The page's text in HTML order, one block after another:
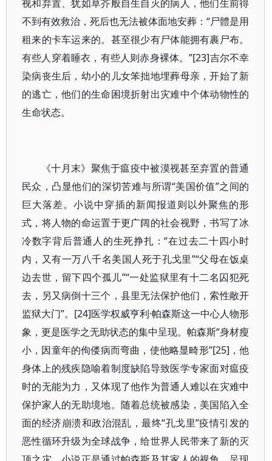
视和弃置、犹如草芥般自生自灭的病人，他们生前得
不到有效救治，死后也无法被体面地安葬：“尸體是用
租来的卡车运来的。甚至很少有尸体能拥有裹尸布。
有些人穿着睡衣，有些人则赤身裸体。”[23]吉尔不幸
染病丧生后，幼小的儿女笨拙地埋葬母亲，开始了新
的逃亡，他们的生命困境折射出灾难中个体动物性的
生命状态。
《十月末》聚焦于瘟疫中被漠视甚至弃置的普通
民众，凸显他们的深切苦难与所谓“美国价值”之间的
巨大落差。小说中穿插的新闻报道则以外聚焦的形
式，将人物的命运置于更广阔的社会视野，书写了冰
冷数字背后普通人的生死挣扎：“在过去二十四小时
内，又有一万八千名美国人死于孔戈里”“父母在饭桌
边去世，留下四个孤儿”“一处监狱里有十二名囚犯死
去，另又病倒十三个，县里无法保护他们，索性敞开
监狱大门”。[24]医学权威亨利·帕森斯这一中心人物形
象，更是医学之无助状态的集中呈现。帕森斯“身材瘦
小，因童年的佝偻病而弯曲，使他略显畸形”[25]，他
身体上的残疾隐喻着制度缺陷导致医学专家面对瘟疫
时的无能为力，又体现了他作为普通人难以在灾难中
保护家人的无助境地。随着总统被感染，美国陷入全
面的经济崩溃和政治混乱，最终“孔戈里”疫情引发的
恶性循环升级为全球战争，给世界人民带来了新的灭